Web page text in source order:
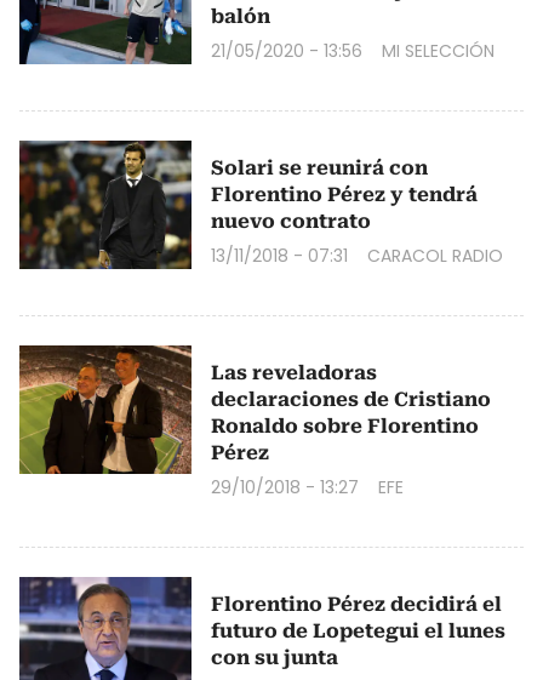
balón
21/05/2020 - 13:56 MI SELECCIÓN
Solari se reunirá con
Florentino Pérez y tendrá
nuevo contrato
13/11/2018 - 07:31 CARACOL RADIO
Las reveladoras
declaraciones de Cristiano
Ronaldo sobre Florentino
Pérez
29/10/2018 - 13:27 EFE
Florentino Pérez decidirá el
futuro de Lopetegui el lunes
con su junta